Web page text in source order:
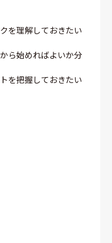
を理解しておきたい
ら始めればよいか分
を把握しておきたい